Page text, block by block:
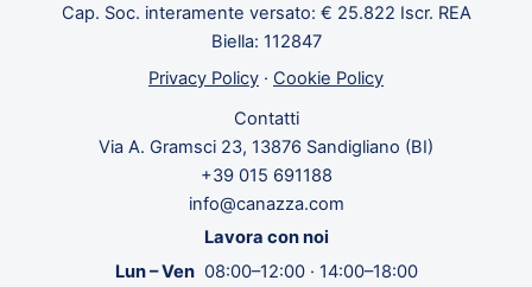
Cap. Soc. interamente versato: € 25.822 Iscr. REA
Biella: 112847
Privacy Policy · Cookie Policy
Contatti
Via A. Gramsci 23, 13876 Sandigliano (BI)
+39 015 691188
info@canazza.com
Lavora con noi
Lun – Ven08:00–12:00 · 14:00–18:00